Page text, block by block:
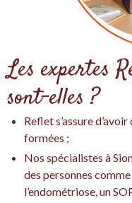
Les expertes
sont-elles ?
Reflet s’assure
formées ;
Nos spécialistes à
des personnes
l’endométriose, un